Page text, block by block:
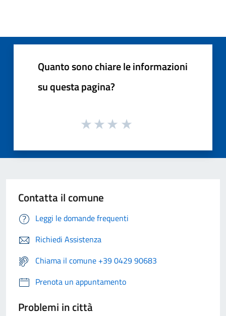
Quanto sono chiare le informazioni
su questa pagina?
Contatta il comune
Leggi le domande frequenti
Richiedi Assistenza
Chiama il comune +39 0429 90683
Prenota un appuntamento
Problemi in città